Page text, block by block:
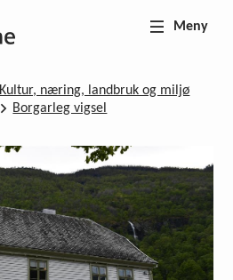
Meny
Kultur, næring, landbruk og miljø
Borgarleg vigsel